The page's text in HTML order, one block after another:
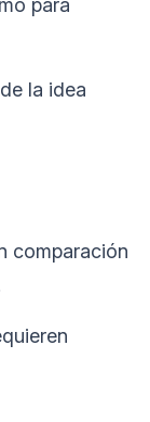
para
la idea
comparación